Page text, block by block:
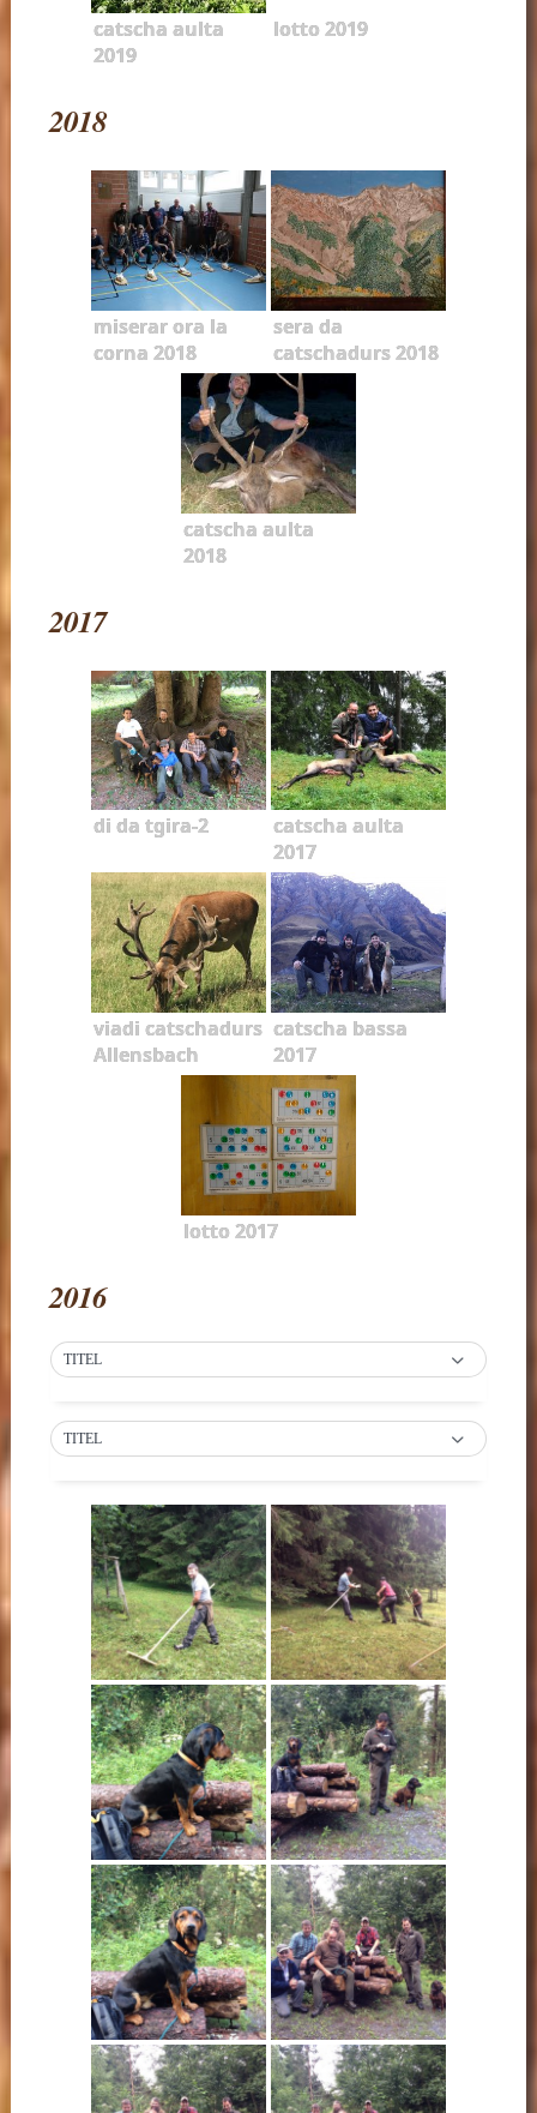
catscha aulta
2019
lotto 2019
2018
miserar ora la
corna 2018
sera da
catschadurs 2018
catscha aulta
2018
2017
di da tgira-2
catscha aulta
2017
viadi catschadurs
Allensbach
catscha bassa
2017
lotto 2017
2016
TITEL
TITEL